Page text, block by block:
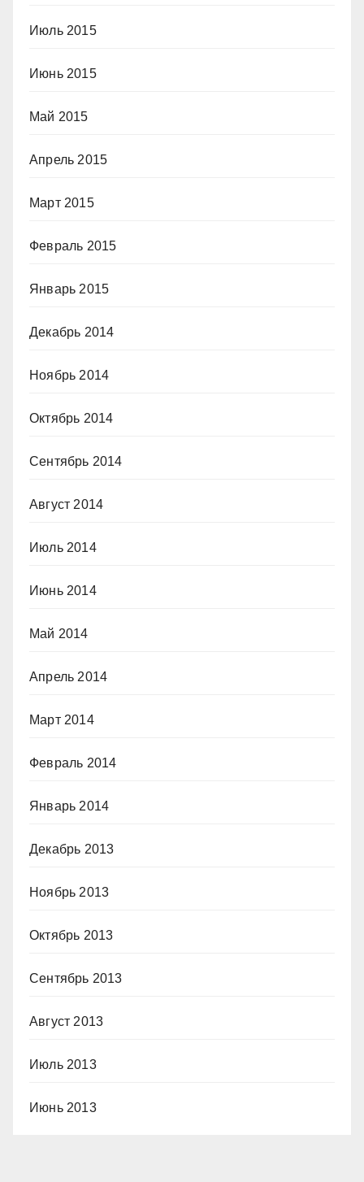
Июль 2015
Июнь 2015
Май 2015
Апрель 2015
Март 2015
Февраль 2015
Январь 2015
Декабрь 2014
Ноябрь 2014
Октябрь 2014
Сентябрь 2014
Август 2014
Июль 2014
Июнь 2014
Май 2014
Апрель 2014
Март 2014
Февраль 2014
Январь 2014
Декабрь 2013
Ноябрь 2013
Октябрь 2013
Сентябрь 2013
Август 2013
Июль 2013
Июнь 2013